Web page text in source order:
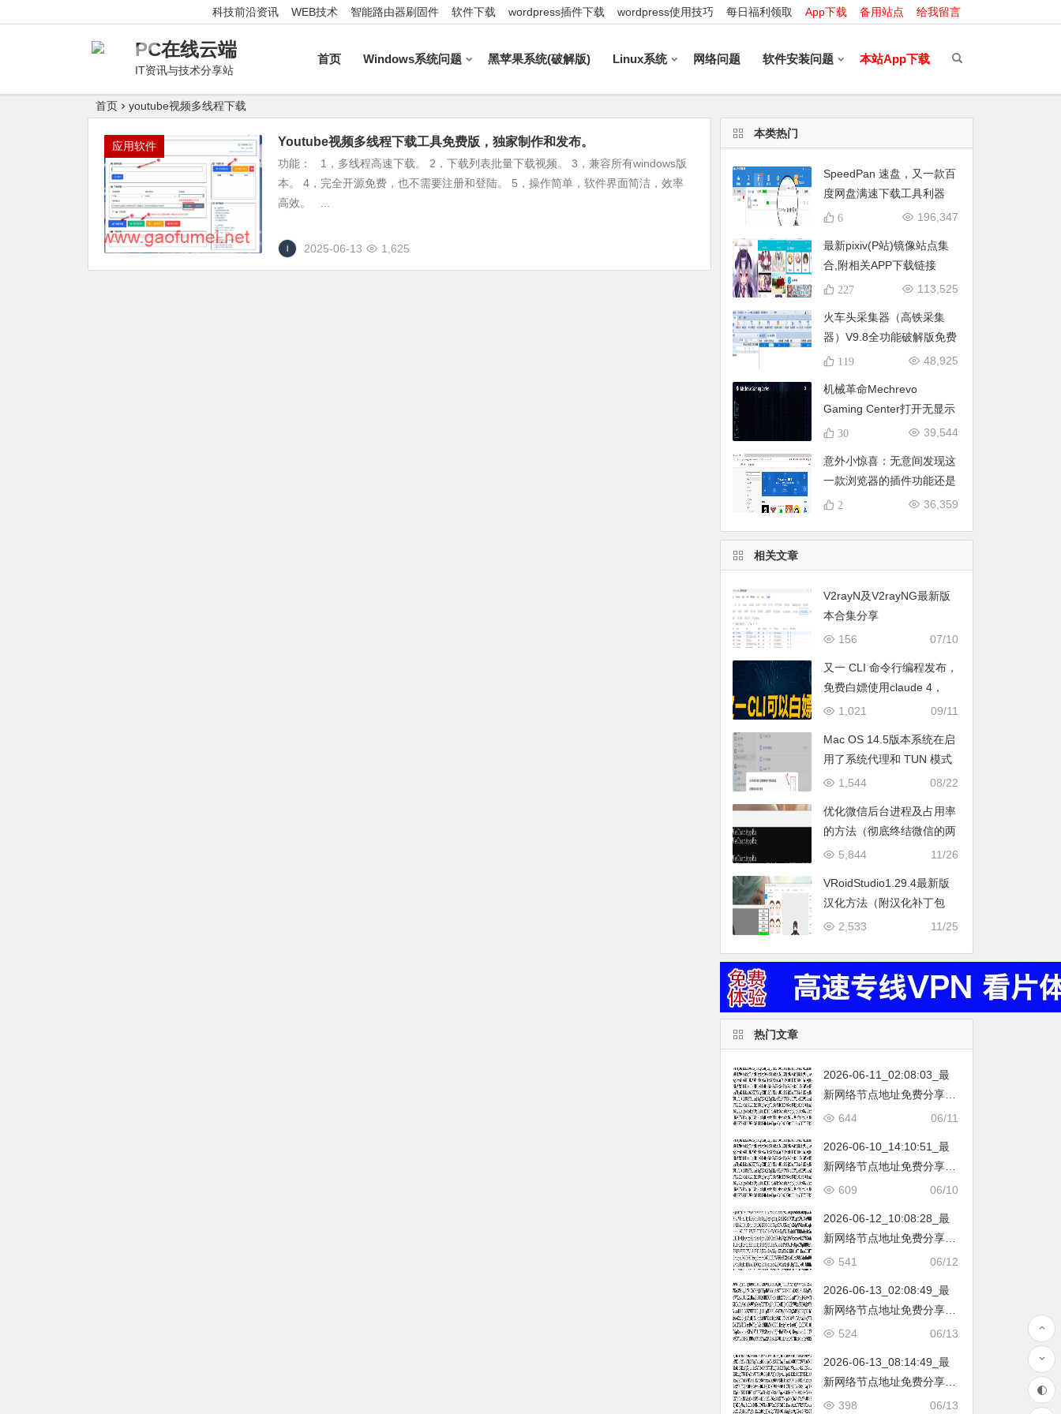
科技前沿资讯 WEB技术 智能路由器刷固件 软件下载 wordpress插件下载 wordpress使用技巧 每日福利领取 App下载 备用站点 给我留言
PC在线云端
IT资讯与技术分享站
首页 Windows系统问题 黑苹果系统(破解版) Linux系统 网络问题 软件安装问题 本站App下载
首页 youtube视频多线程下载
应用软件 Youtube视频多线程下载工具免费版，独家制作和发布。
功能： 1，多线程高速下载。 2，下载列表批量下载视频。 3，兼容所有windows版
本。 4，完全开源免费，也不需要注册和登陆。 5，操作简单，软件界面简洁，效率
高效。 ...
2025-06-13 1,625
本类热门
SpeedPan 速盘，又一款百
度网盘满速下载工具利器
（附最新版下载地址）更新
196,347
6
最新pixiv(P站)镜像站点集
合,附相关APP下载链接
113,525
227
火车头采集器（高铁采集
器）V9.8全功能破解版免费
下载，亲测可用哦。 48,925
119
机械革命Mechrevo
Gaming Center打开无显示
的终极解决办法
39,544
30
意外小惊喜：无意间发现这
一款浏览器的插件功能还是
蛮香的。
36,359
2
相关文章
V2rayN及V2rayNG最新版
本合集分享
07/10
156
又一 CLI 命令行编程发布，
免费白嫖使用claude 4，
gemini2.5，gpt-5，能力 vs
cli，亲测可用！
09/11
1,021
Mac OS 14.5版本系统在启
用了系统代理和 TUN 模式
都无法上网的终级解决办08/22
1,544
优化微信后台进程及占用率
的方法（彻底终结微信的两
个占用率非常高的进程：
WeChatUtility）
11/26
5,844
VRoidStudio1.29.4最新版
汉化方法（附汉化补丁包
+VRoidStudio最新版
11/25
2,533
热门文章
2026-06-11_02:08:03_最
新网络节点地址免费分享…
不定期更新…开放免费分享
韩国|新加坡|台湾|马来西亚|
…
06/11
644
2026-06-10_14:10:51_最
新网络节点地址免费分享…
不定期更新…开放免费分享
韩国|新加坡|台湾|马来西亚|
…
06/10
609
2026-06-12_10:08:28_最
新网络节点地址免费分享…
不定期更新…开放免费分享
韩国|新加坡|台湾|马来西亚|
…
06/12
541
2026-06-13_02:08:49_最
新网络节点地址免费分享…
不定期更新…开放免费分享
韩国|新加坡|台湾|马来西亚|
…
06/13
524
2026-06-13_08:14:49_最
新网络节点地址免费分享…
不定期更新…开放免费分享
06/13
398